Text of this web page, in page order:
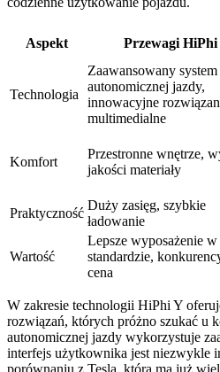
Aspekt Przewagi HiPhi
Technologia
Zaawansowany system
autonomicznej jazdy,
innowacyjne
multimedialne
Komfort
Przestronne wnętrze,
jakości materiały
Praktyczność
Duży zasięg, szybkie
ładowanie
Wartość
Lepsze wyposażenie w
standardzie,
cena
W zakresie technologii HiPhi Y
rozwiązań, których próżno szukać u
autonomicznej jazdy wykorzystuje
interfejs użytkownika jest niezwykle